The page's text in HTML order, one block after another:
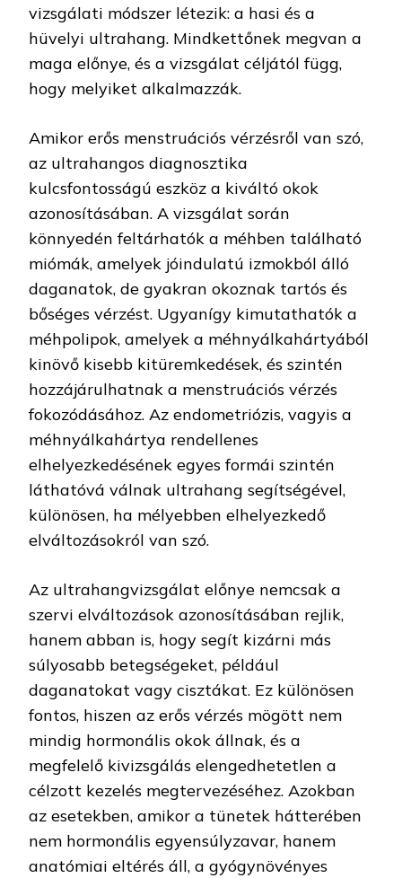
vizsgálati módszer létezik: a hasi és a
hüvelyi ultrahang. Mindkettőnek megvan a
maga előnye, és a vizsgálat céljától függ,
hogy melyiket alkalmazzák.
Amikor erős menstruációs vérzésről van szó,
az ultrahangos diagnosztika
kulcsfontosságú eszköz a kiváltó okok
azonosításában. A vizsgálat során
könnyedén feltárhatók a méhben található
miómák, amelyek jóindulatú izmokból álló
daganatok, de gyakran okoznak tartós és
bőséges vérzést. Ugyanígy kimutathatók a
méhpolipok, amelyek a méhnyálkahártyából
kinövő kisebb kitüremkedések, és szintén
hozzájárulhatnak a menstruációs vérzés
fokozódásához. Az endometriózis, vagyis a
méhnyálkahártya rendellenes
elhelyezkedésének egyes formái szintén
láthatóvá válnak ultrahang segítségével,
különösen, ha mélyebben elhelyezkedő
elváltozásokról van szó.
Az ultrahangvizsgálat előnye nemcsak a
szervi elváltozások azonosításában rejlik,
hanem abban is, hogy segít kizárni más
súlyosabb betegségeket, például
daganatokat vagy cisztákat. Ez különösen
fontos, hiszen az erős vérzés mögött nem
mindig hormonális okok állnak, és a
megfelelő kivizsgálás elengedhetetlen a
célzott kezelés megtervezéséhez. Azokban
az esetekben, amikor a tünetek hátterében
nem hormonális egyensúlyzavar, hanem
anatómiai eltérés áll, a gyógynövényes